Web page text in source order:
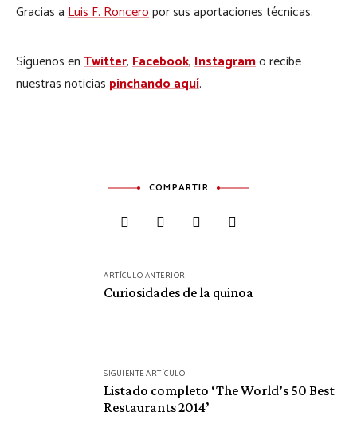
Gracias aLuis F. Ronceropor sus aportaciones técnicas.
Síguenos enTwitter,Facebook,Instagramo recibe
nuestras noticias pinchando aquí.
COMPARTIR
ARTÍCULO ANTERIOR
Curiosidades de la quinoa
SIGUIENTE ARTÍCULO
Listado completo ‘The World’s 50 Best
Restaurants 2014’